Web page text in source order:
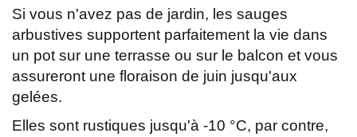
Si vous n'avez pas de jardin, les sauges
arbustives supportent parfaitement la vie dans
un pot sur une terrasse ou sur le balcon et vous
assureront une floraison de juin jusqu'aux
gelées.
Elles sont rustiques jusqu'à -10 °C, par contre,